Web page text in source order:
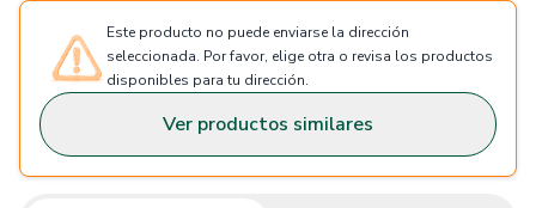
Este producto no puede enviarse la dirección
seleccionada. Por favor, elige otra o revisa los productos
disponibles para tu dirección.
Ver productos similares